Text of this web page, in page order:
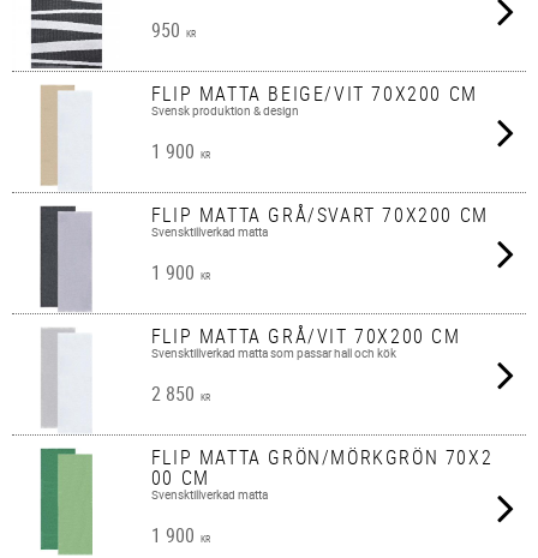
950 KR
FLIP MATTA BEIGE/VIT 70X200 CM
Svensk produktion & design
1 900 KR
FLIP MATTA GRÅ/SVART 70X200 CM
Svensktillverkad matta
1 900 KR
FLIP MATTA GRÅ/VIT 70X200 CM
Svensktillverkad matta som passar hall och kök
2 850 KR
FLIP MATTA GRÖN/MÖRKGRÖN 70X2
00 CM
Svensktillverkad matta
1 900 KR